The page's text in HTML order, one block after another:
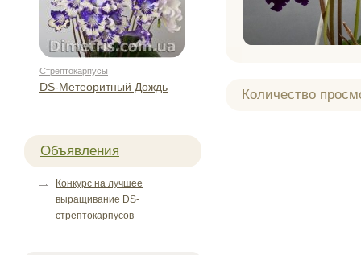
Количество
Стрептокарпусы
DS-Метеоритный Дождь
Объявления
Конкурс на лучшее
выращивание DS-
стрептокарпусов